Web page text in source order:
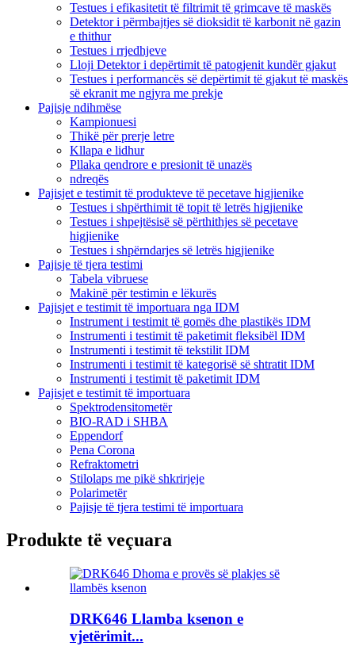
Testues i efikasitetit të filtrimit të grimcave të maskës
Detektor i përmbajtjes së dioksidit të karbonit në gazin
e thithur
Testues i rrjedhjeve
Lloji Detektor i depërtimit të patogjenit kundër gjakut
Testues i performancës së depërtimit të gjakut të maskës
së ekranit me ngjyra me prekje
Pajisje ndihmëse
Kampionuesi
Thikë për prerje letre
Kllapa e lidhur
Pllaka qendrore e presionit të unazës
ndreqës
Pajisjet e testimit të produkteve të pecetave higjienike
Testues i shpërthimit të topit të letrës higjienike
Testues i shpejtësisë së përthithjes së pecetave
higjienike
Testues i shpërndarjes së letrës higjienike
Pajisje të tjera testimi
Tabela vibruese
Makinë për testimin e lëkurës
Pajisjet e testimit të importuara nga IDM
Instrument i testimit të gomës dhe plastikës IDM
Instrumenti i testimit të paketimit fleksibël IDM
Instrumenti i testimit të tekstilit IDM
Instrumenti i testimit të kategorisë së shtratit IDM
Instrumenti i testimit të paketimit IDM
Pajisjet e testimit të importuara
Spektrodensitometër
BIO-RAD i SHBA
Eppendorf
Pena Corona
Refraktometri
Stilolaps me pikë shkrirjeje
Polarimetër
Pajisje të tjera testimi të importuara
Produkte të veçuara
DRK646 Llamba ksenon e
vjetërimit...